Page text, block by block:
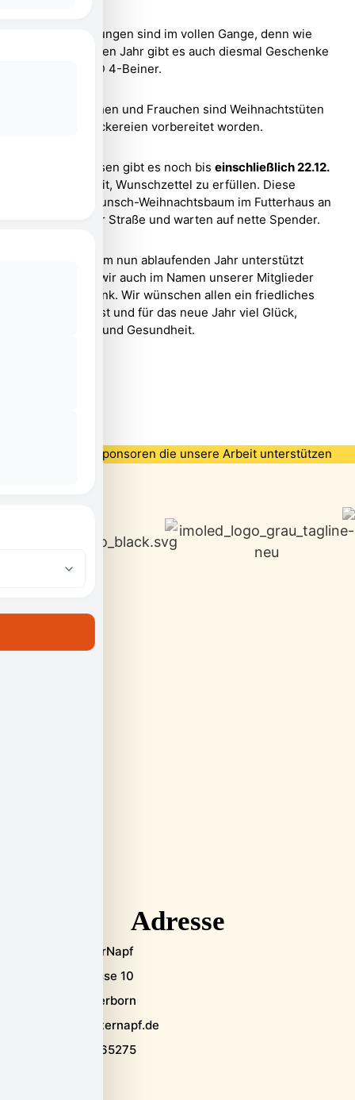
Die Vorbereitungen sind im vollen Gange, denn wie
schon im letzten Jahr gibt es auch diesmal Geschenke
für die 2- UND 4-Beiner.
Für die Herrchen und Frauchen sind Weihnachtstüten
mit allerlei Leckereien vorbereitet worden.
Für die Fellnasen gibt es noch bis einschließlich 22.12.
die Möglichkeit, Wunschzettel zu erfüllen. Diese
hängen am Wunsch-Weihnachtsbaum im Futterhaus an
der Detmolder Straße und warten auf nette Spender.
Allen die uns im nun ablaufenden Jahr unterstützt
haben sagen wir auch im Namen unserer Mitglieder
herzlichen Dank. Wir wünschen allen ein friedliches
Weihnachtsfest und für das neue Jahr viel Glück,
Wohlergehen und Gesundheit.
Partner und Sponsoren die unsere Arbeit unterstützen
Adresse
PaderFutterNapf
Alte Torgasse 10
33098 Paderborn
info@paderfutternapf.de
+49 175 9565275